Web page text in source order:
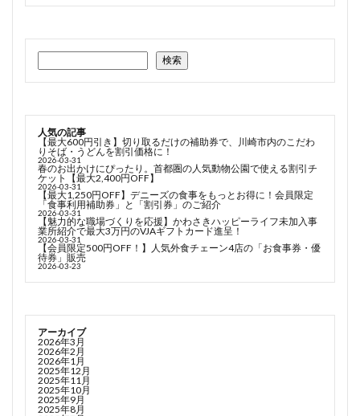
検索
人気の記事
【最大600円引き】切り取るだけの補助券で、川崎市内のこだわ
りそば・うどんを割引価格に！
2026-03-31
春のお出かけにぴったり。首都圏の人気動物公園で使える割引チ
ケット【最大2,400円OFF】
2026-03-31
【最大1,250円OFF】デニーズの食事をもっとお得に！会員限定
「食事利用補助券」と「割引券」のご紹介
2026-03-31
【魅力的な職場づくりを応援】かわさきハッピーライフ未加入事
業所紹介で最大3万円のVJAギフトカード進呈！
2026-03-31
【会員限定500円OFF！】人気外食チェーン4店の「お食事券・優
待券」販売
2026-03-23
アーカイブ
2026年3月
2026年2月
2026年1月
2025年12月
2025年11月
2025年10月
2025年9月
2025年8月